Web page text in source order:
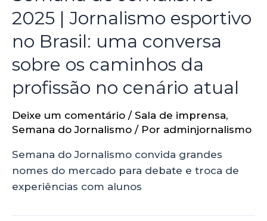
2025 | Jornalismo esportivo
no Brasil: uma conversa
sobre os caminhos da
profissão no cenário atual
Deixe um comentário / Sala de imprensa,
Semana do Jornalismo / Por adminjornalismo
Semana do Jornalismo convida grandes
nomes do mercado para debate e troca de
experiências com alunos